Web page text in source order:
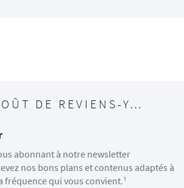
DE REVIENS-Y…
abonnant à notre newsletter
nos bons plans et contenus adaptés à
fréquence qui vous convient.¹